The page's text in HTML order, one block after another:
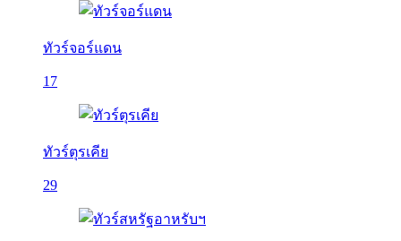
ทัวร์จอร์แดน
17
ทัวร์ตุรเคีย
29